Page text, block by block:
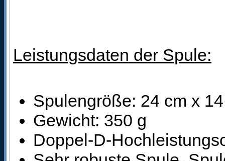
Leistungsdaten der Spule:
Spulengröße: 24 cm x
Gewicht: 350 g
Doppel-D-